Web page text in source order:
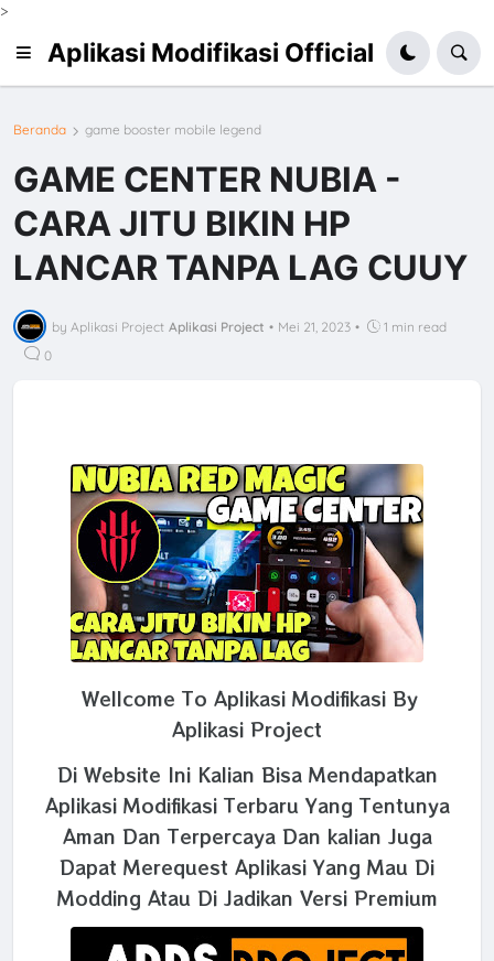
>
Aplikasi Modifikasi Official
Beranda game booster mobile legend
GAME CENTER NUBIA -
CARA JITU BIKIN HP
LANCAR TANPA LAG CUUY
by Aplikasi Project Aplikasi Project • Mei 21, 2023 •
1 min read
0
Wellcome To Aplikasi Modifikasi By
Aplikasi Project
Di Website Ini Kalian Bisa Mendapatkan
Aplikasi Modifikasi Terbaru Yang Tentunya
Aman Dan Terpercaya Dan kalian Juga
Dapat Merequest Aplikasi Yang Mau Di
Modding Atau Di Jadikan Versi Premium